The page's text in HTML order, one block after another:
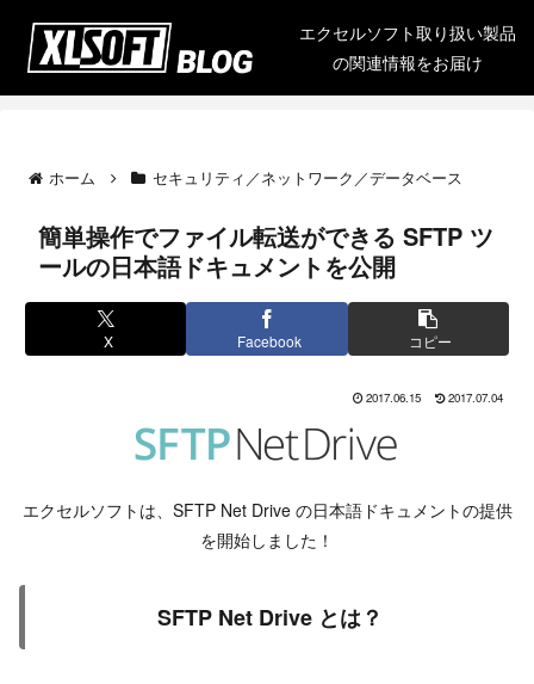
エクセルソフト取り扱い製品
の関連情報をお届け
ホーム セキュリティ／ネットワーク／データベース
簡単操作でファイル転送ができる SFTP ツ
ールの日本語ドキュメントを公開
X Facebook コピー
2017.06.15 2017.07.04
エクセルソフトは、SFTP Net Drive の日本語ドキュメントの提供
を開始しました！
SFTP Net Drive とは？